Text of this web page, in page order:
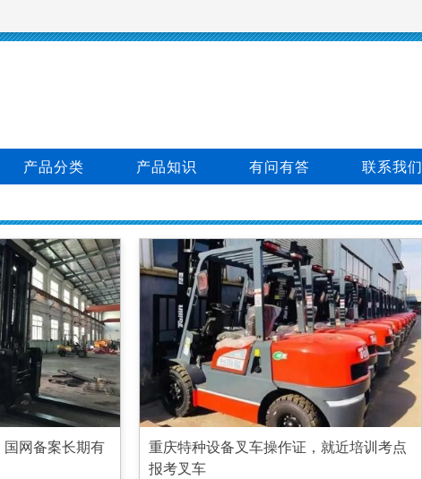
产品分类 产品知识 有问有答 联系我们
网备案长期有
重庆特种设备叉车操作证，就近培训考点
报考叉车